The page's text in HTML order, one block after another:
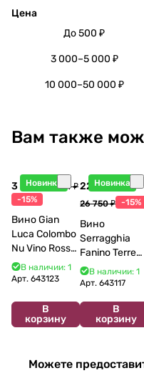
Цена
До 500 ₽
3 000–5 000 ₽
10 000–50 000 ₽
Вам также
Новинка
3 998 ₽4 704 ₽
-15%
Вино Gian
Luca Colombo
Nu Vino Rosso
2025 750 мл
В наличии: 1
Арт. 643123
В
корзину
Новинка
22 738 ₽
26 750 ₽ -15%
Вино
Serragghia
Fanino Terre
Siciliane IGP
2022 750 мл
В наличии: 1
Арт.643117
В
корзину
Можете